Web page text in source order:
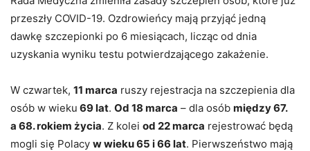
przeszły COVID-19. Ozdrowieńcy mają przyjąć jedną
dawkę szczepionki po 6 miesiącach, licząc od dnia
uzyskania wyniku testu potwierdzającego zakażenie.
W czwartek, 11 marca ruszy rejestracja na szczepienia dla
osób w wieku 69 lat. Od 18 marca – dla osób między 67.
a 68. rokiem życia. Z kolei od 22 marca rejestrować będą
mogli się Polacy w wieku 65 i 66 lat. Pierwszeństwo mają